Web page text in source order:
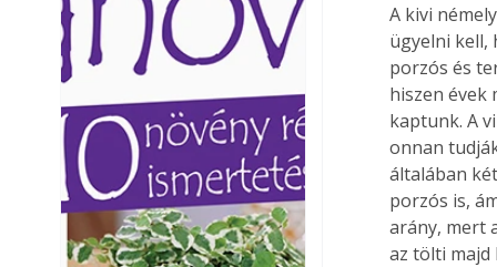
A kivi
ügyelni kell,
porzós és
hiszen évek
kaptunk. A
onnan
általában
porzós is,
arány, mert
az tölti majd